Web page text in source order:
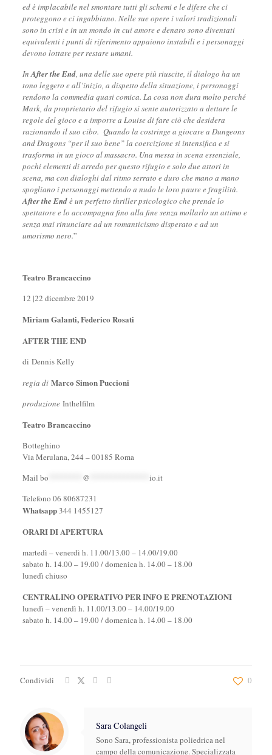
ed è implacabile nel smontare tutti gli schemi e le difese che ci
proteggono e ci ingabbiano. Nelle sue opere i valori tradizionali
sono in crisi e in un mondo in cui amore e denaro sono diventati
equivalenti i punti di riferimento appaiono instabili e i personaggi
devono lottare per restare umani.
InAfter the End, una delle sue opere più riuscite, il dialogo ha un
tono leggero e all’inizio, a dispetto della situazione, i personaggi
rendono la commedia quasi comica. La cosa non dura molto perché
Mark, da proprietario del rifugio si sente autorizzato a dettare le
regole del gioco e a imporre a Louise di fare ciò che desidera
razionando il suo cibo. Quando la costringe a giocare a Dungeons
and Dragons “per il suo bene” la coercizione si intensifica e si
trasforma in un gioco al massacro. Una messa in scena essenziale,
pochi elementi di arredo per questo rifugio e solo due attori in
scena, ma con dialoghi dal ritmo serrato e duro che mano a mano
spogliano i personaggi mettendo a nudo le loro paure e fragilità.
After the Endè un perfetto thriller psicologico che prende lo
spettatore e lo accompagna fino alla fine senza mollarlo un attimo e
senza mai rinunciare ad un romanticismo disperato e ad un
umorismo nero.”
Teatro Brancaccino
12 |22 dicembre 2019
Miriam Galanti, Federico Rosati
AFTER THE END
di Dennis Kelly
regia di Marco Simon Puccioni
produzioneInthelfilm
Teatro Brancaccino
Botteghino
Via Merulana, 244 – 00185 Roma
Mail bo @
io.it
Telefono 06 80687231
Whatsapp344 1455127
ORARI DI APERTURA
martedì – venerdì h. 11.00/13.00 – 14.00/19.00
sabato h. 14.00 – 19.00 / domenica h. 14.00 – 18.00
lunedì chiuso
CENTRALINO OPERATIVO PER INFO E PRENOTAZIONI
lunedì – venerdì h. 11.00/13.00 – 14.00/19.00
sabato h. 14.00 – 19.00 / domenica h. 14.00 – 18.00
Condividi 0
Sara Colangeli
Sono Sara, professionista poliedrica nel
campo della comunicazione. Specializzata